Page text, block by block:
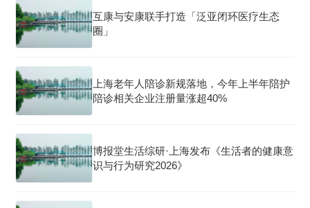
互康与安康联手打造「泛亚闭环医疗生态
圈」
上海老年人陪诊新规落地，今年上半年陪护
陪诊相关企业注册量涨超40%
博报堂生活综研·上海发布《生活者的健康意
识与行为研究2026》